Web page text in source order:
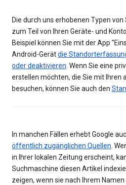
Die durch uns erhobenen Typen
zum Teil von Ihren Geräte- und
Beispiel können Sie mit der App
Android-Gerätdie
oder deaktivieren. Wenn Sie eine
erstellen möchten, die Sie mit Ihren
besuchen, können Sie auch den
In manchen Fällen erhebt Google
öffentlich zugänglichen Quellen.
in Ihrer lokalen Zeitung erscheint,
Suchmaschine diesen Artikel
zeigen, wenn sie nach Ihrem